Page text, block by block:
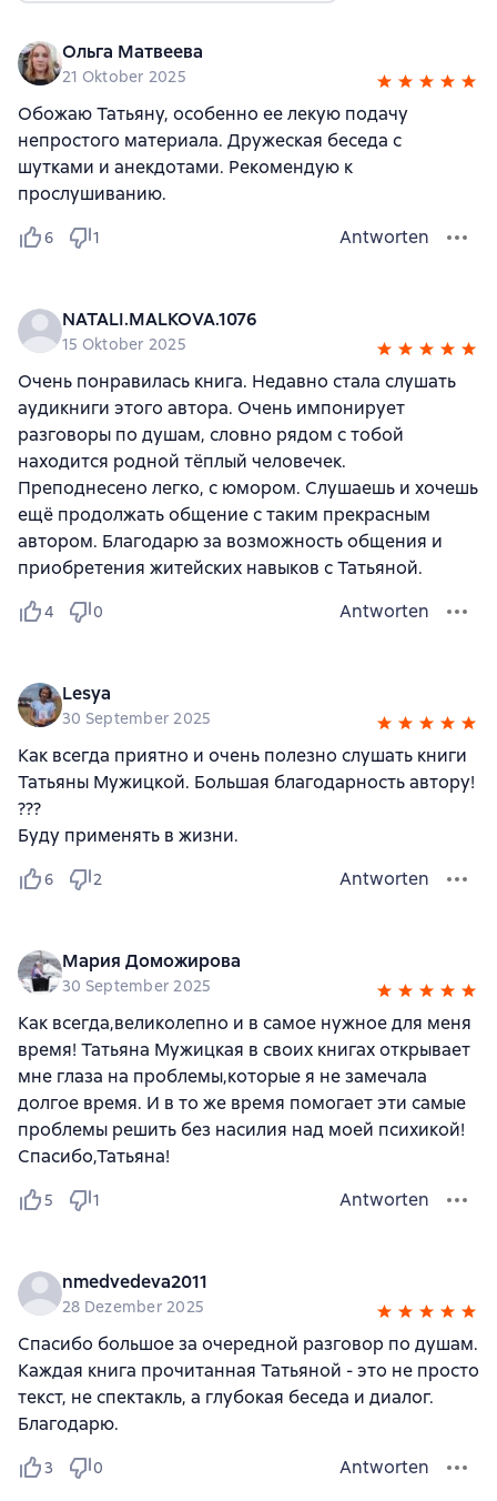
Ольга Матвеева
21 Oktober 2025
Обожаю Татьяну, особенно ее лекую подачу
непростого материала. Дружеская беседа с
шутками и анекдотами. Рекомендую к
прослушиванию.
6 1 Antworten
NATALI.MALKOVA.1076
15 Oktober 2025
Очень понравилась книга. Недавно стала слушать
аудикниги этого автора. Очень импонирует
разговоры по душам, словно рядом с тобой
находится родной тёплый человечек.
Преподнесено легко, с юмором. Слушаешь и хочешь
ещё продолжать общение с таким прекрасным
автором. Благодарю за возможность общения и
приобретения житейских навыков с Татьяной.
4 0 Antworten
Lesya
30 September 2025
Как всегда приятно и очень полезно слушать книги
Татьяны Мужицкой. Большая благодарность автору!
???
Буду применять в жизни.
6 2 Antworten
Мария Доможирова
30 September 2025
Как всегда,великолепно и в самое нужное для меня
время! Татьяна Мужицкая в своих книгах открывает
мне глаза на проблемы,которые я не замечала
долгое время. И в то же время помогает эти самые
проблемы решить без насилия над моей психикой!
Спасибо,Татьяна!
5 1 Antworten
nmedvedeva2011
28 Dezember 2025
Спасибо большое за очередной разговор по душам.
Каждая книга прочитанная Татьяной - это не просто
текст, не спектакль, а глубокая беседа и диалог.
Благодарю.
3 0 Antworten